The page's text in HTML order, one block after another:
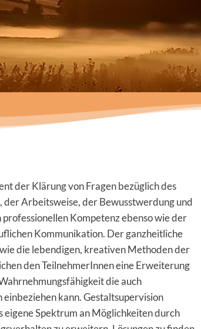
der Klärung von Fragen bezüglich des
der Arbeitsweise, der Bewusstwerdung und
Kompetenz ebenso wie der
Kommunikation. Der ganzheitliche
die lebendigen, kreativen Methoden der
den TeilnehmerInnen eine Erweiterung
die auch
kann. Gestaltsupervision
eigene Spektrum an Möglichkeiten durch